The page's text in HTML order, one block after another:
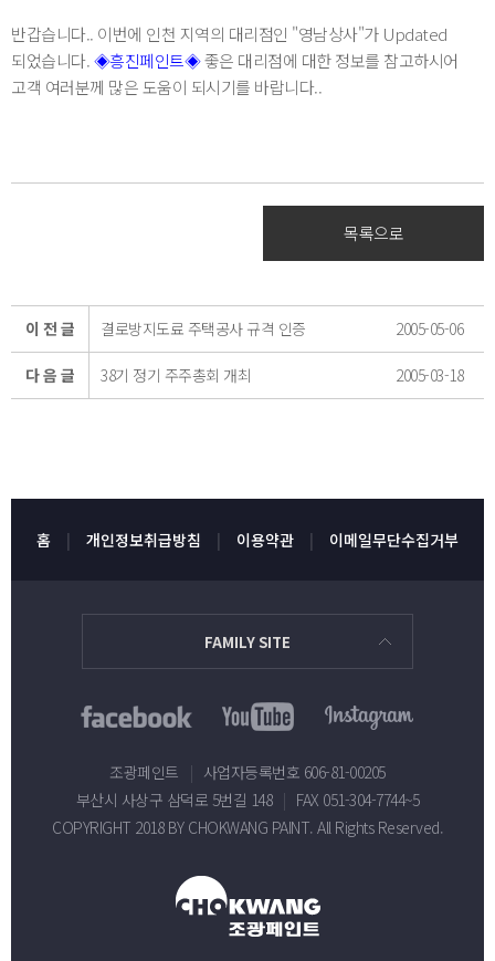
반갑습니다.. 이번에 인천 지역의 대리점인 "영남상사"가 Updated
되었습니다.◈흥진페인트◈좋은 대리점에 대한 정보를 참고하시어
고객 여러분께 많은 도움이 되시기를 바랍니다..
목록으로
이 전 글 결로방지도료 주택공사 규격 인증 2005-05-06
다 음 글 38기 정기 주주총회 개최 2005-03-18
홈 개인정보취급방침 이용약관 이메일무단수집거부
FAMILY SITE
조광페인트 | 사업자등록번호 606-81-00205
부산시 사상구 삼덕로 5번길 148 | FAX 051-304-7744~5
COPYRIGHT 2018 BY CHOKWANG PAINT. All Rights Reserved.